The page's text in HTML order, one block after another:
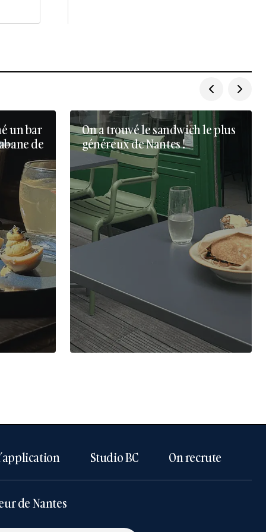
un bar
de
On a trouvé le sandwich le plus
généreux de Nantes !
Studio BC On recrute
de Nantes